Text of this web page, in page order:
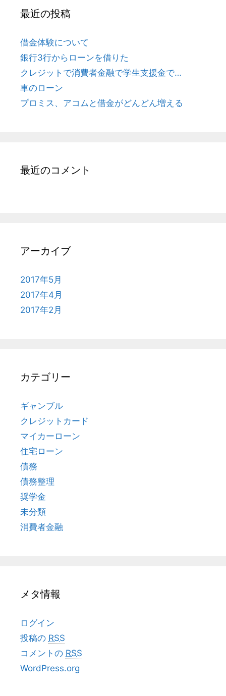
最近の投稿
借金体験について
銀行3行からローンを借りた
クレジットで消費者金融で学生支援金で…
車のローン
プロミス、アコムと借金がどんどん増える
最近のコメント
アーカイブ
2017年5月
2017年4月
2017年2月
カテゴリー
ギャンブル
クレジットカード
マイカーローン
住宅ローン
債務
債務整理
奨学金
未分類
消費者金融
メタ情報
ログイン
投稿の RSS
コメントの RSS
WordPress.org